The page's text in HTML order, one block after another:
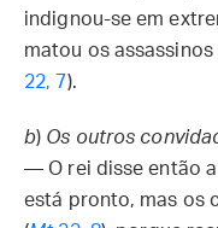
indignou-se em
matou os
22, 7).
b) Os outros
— O rei disse então
está pronto, mas os